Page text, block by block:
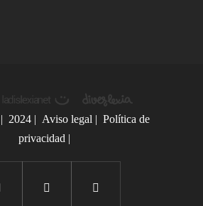
| 2024 | Aviso legal | Política de
privacidad |